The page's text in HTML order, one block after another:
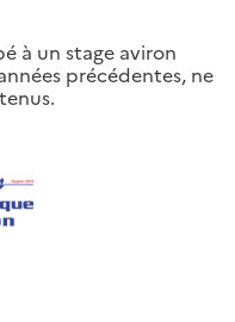
à un stage aviron
précédentes, ne